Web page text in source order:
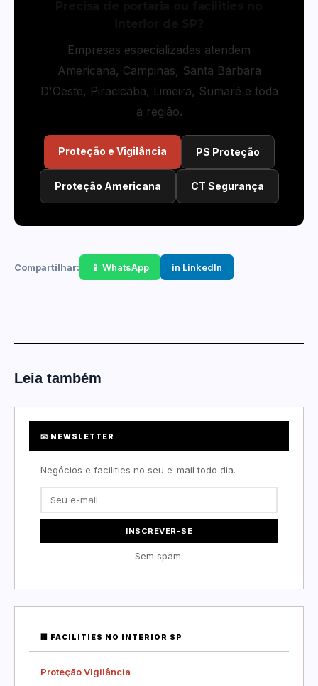
Empresas especializadas atendem
Americana, Campinas, Santa Bárbara
D'Oeste, Piracicaba, Limeira, Sumaré e toda
a região.
Proteção e Vigilância PS Proteção
Proteção Americana CT Segurança
Compartilhar: 📱 WhatsApp in LinkedIn
Leia também
📧 NEWSLETTER
Negócios e facilities no seu e-mail todo dia.
INSCREVER-SE
Sem spam.
🏢 FACILITIES NO INTERIOR SP
Proteção Vigilância